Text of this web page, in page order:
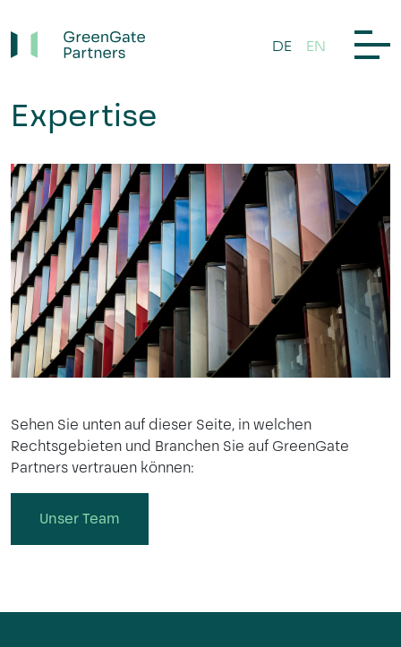
DE EN
Expertise
Sehen Sie unten auf dieser Seite, in welchen
Rechtsgebieten und Branchen Sie auf GreenGate
Partners vertrauen können:
Unser Team